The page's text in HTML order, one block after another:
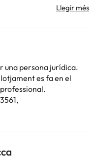
a canvis per part de
una persona jurídica.
es fa en el